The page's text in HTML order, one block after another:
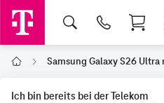
Home Samsung Galaxy S26 Ultra
Ich bin bereits bei der Telekom